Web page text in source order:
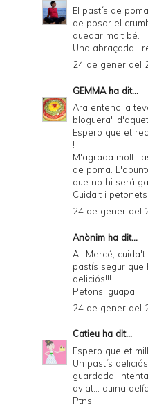
El pastís de
de posar el
quedar molt bé.
Una abraçada i
24 de gener del
GEMMAha dit...
Ara entenc la
bloguera"
Espero que et
!
M'agrada molt
de poma.
que no hi será
Cuida't i
24 de gener del
Anònim ha dit...
Ai, Mercé,
pastís segur que
deliciós!!!
Petons, guapa!
24 de gener del
Catieu ha dit...
Espero que et
Un pastís
guardada,
aviat... quina
Ptns